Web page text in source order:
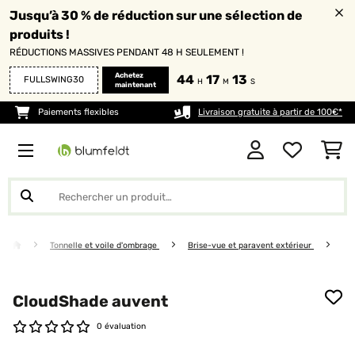
Jusqu’à 30 % de réduction sur une sélection de
produits !
RÉDUCTIONS MASSIVES PENDANT 48 H SEULEMENT !
FULLSWING30
Achetez
maintenant
44 H 17 M 13 S
Paiements flexibles Livraison gratuite à partir de 100€*
Tonnelle et voile d'ombrage Brise-vue et paravent extérieur
CloudShade auvent
0 évaluation